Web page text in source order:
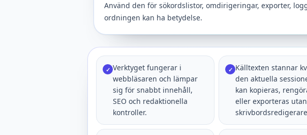
Använd den för sökordslistor, omdirigeringar, exporter,
ordningen kan ha betydelse.
✓ Verktyget fungerar i
webbläsaren och lämpar
sig för snabbt innehåll,
SEO och redaktionella
kontroller.
✓ Källtexten stannar
den aktuella
kan kopieras,
eller exporteras